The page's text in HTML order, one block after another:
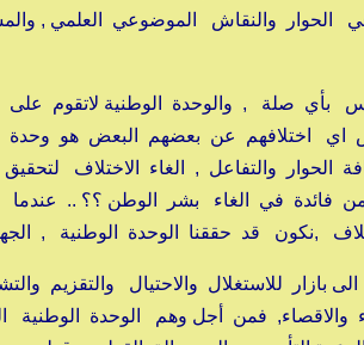
الحوار والنقاش الموضوعي العلمي ,
بأي صلة , والوحدة الوطنية لاتقوم
اي اختلافهم عن بعضهم البعض هو
الحوار والتفاعل , الغاء الاختلاف
في الغاء بشر الوطن ؟؟ .. عندما
,نكون قد حققنا الوحدة الوطنية ,
للاستغلال والاحتيال والتقزيم
والاقصاء, فمن أجل وهم الوحدة الوطنية